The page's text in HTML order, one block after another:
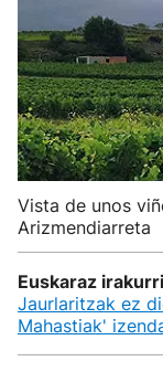
Vista de unos
Arizmendiarreta
Euskaraz
Jaurlaritzak ez
Mahastiak'